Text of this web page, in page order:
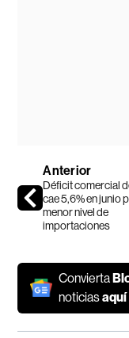
Anterior
Déficit comercial
cae 5,6% en junio
menor nivel de
importaciones
Convierta
noticiasaquí